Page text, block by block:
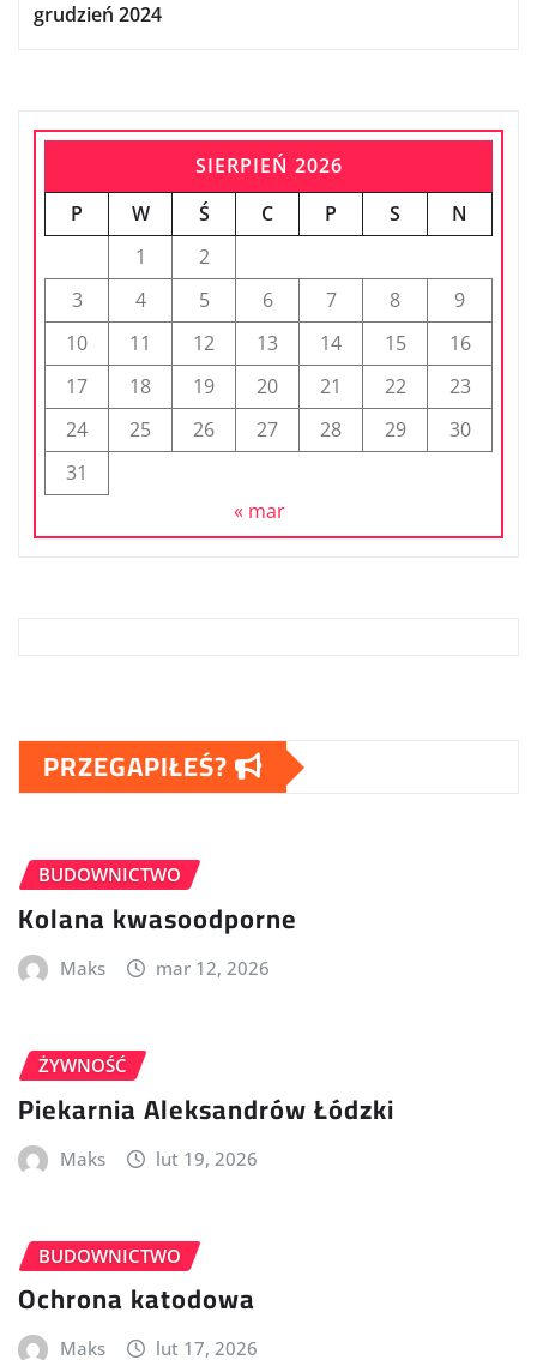
grudzień 2024
SIERPIEŃ 2026
P
W Ś C P S
N
1
2
3
4 5 6 7 8
9
10
11 12 13 14 15
16
17
18 19 20 21 22
23
24
25 26 27 28 29
30
31
« mar
PRZEGAPIŁEŚ?
BUDOWNICTWO
Kolana kwasoodporne
Maks mar 12, 2026
ŻYWNOŚĆ
Piekarnia Aleksandrów Łódzki
Maks lut 19, 2026
BUDOWNICTWO
Ochrona katodowa
Maks lut 17, 2026